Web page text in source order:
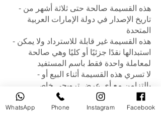
- هذه القسيمة صالحة حتى ثلاثة أشهر من
تاريخ الإصدار في دولة الإمارات العربية
المتحدة
- هذه القسيمة غير قابلة للاسترداد ولا يمكن
استبدالها نقدًا جزئيًا أو كليًا وهي صالحة
لمعاملة واحدة فقط باسم المستفيد
- لا تسري هذه القسيمة أثناء البيع أو
بالتزامن مع أي عرض ترويجي خاص
- لن يُسمح بشكل صارم بتمديد تاريخ انتهاء
الصلاحية من تاريخ الإصدار
WhatsApp Phone Instagram Facebook